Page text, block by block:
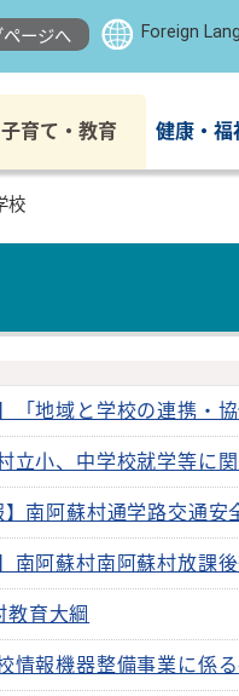
ページへ Foreign
子育て・教育 健康・福
校
】「地域と学校の連携・
立小、中学校就学等に
】南阿蘇村通学路交通安
】南阿蘇村南阿蘇村放課
教育大綱
情報機器整備事業に係